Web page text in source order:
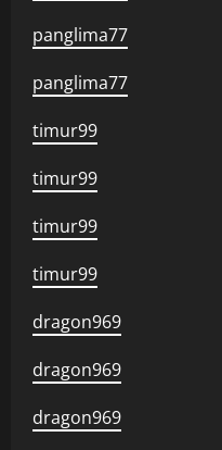
panglima77
panglima77
timur99
timur99
timur99
timur99
dragon969
dragon969
dragon969